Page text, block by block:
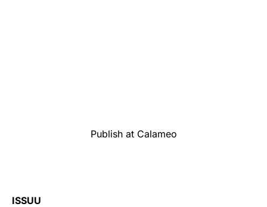
Publish at Calameo
ISSUU